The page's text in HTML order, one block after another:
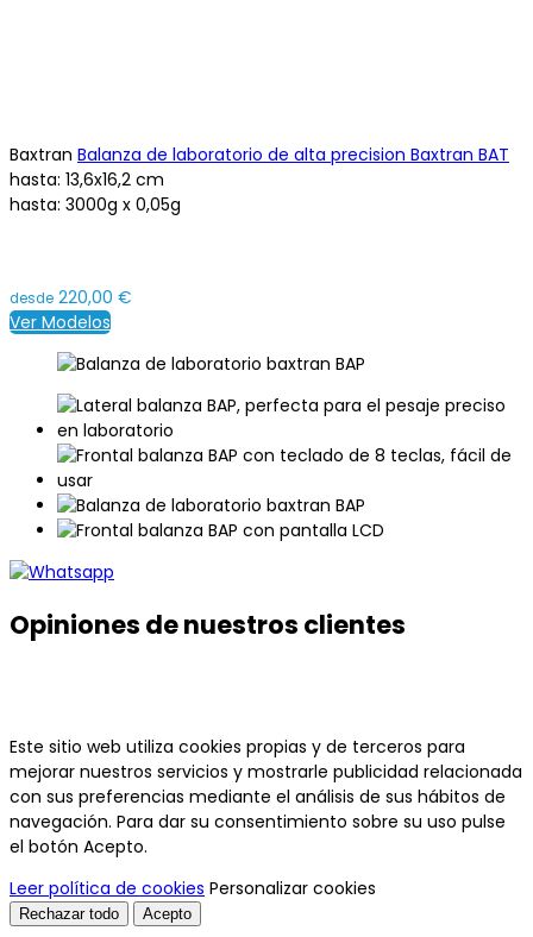
Baxtran Balanza de laboratorio de alta precision Baxtran BAT
hasta: 13,6x16,2 cm
hasta: 3000g x 0,05g
desde 220,00 €
Ver Modelos
Opiniones de nuestros clientes
Este sitio web utiliza cookies propias y de terceros para
mejorar nuestros servicios y mostrarle publicidad relacionada
con sus preferencias mediante el análisis de sus hábitos de
navegación. Para dar su consentimiento sobre su uso pulse
el botón Acepto.
Leer política de cookies Personalizar cookies
Rechazar todo Acepto